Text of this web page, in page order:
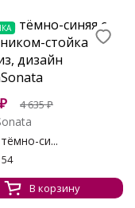
₽ 4 635₽
си...
В корзину